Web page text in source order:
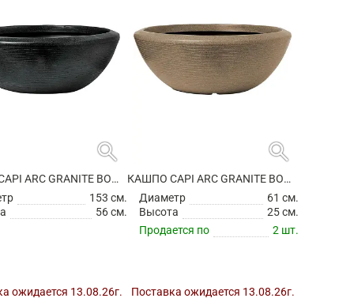
search
КАШПО CAPI ARC GRANITE BOWL LOW BLACK
153 см.
56 см.
ожидается 13.08.26г.
search
КАШПО CAPI ARC GRANITE BOWL LOW WARM TAUPE
Диаметр
61 см.
Высота
25 см.
Продается по
2 шт.
Поставка ожидается 13.08.26г.